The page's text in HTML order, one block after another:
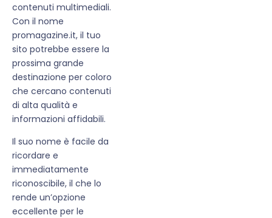
contenuti multimediali.
Con il nome
promagazine.it, il tuo
sito potrebbe essere la
prossima grande
destinazione per coloro
che cercano contenuti
di alta qualità e
informazioni affidabili.
Il suo nome è facile da
ricordare e
immediatamente
riconoscibile, il che lo
rende un’opzione
eccellente per le